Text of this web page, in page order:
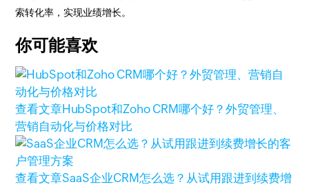
索转化率，实现业绩增长。
你可能喜欢
查看文章HubSpot和Zoho CRM哪个好？外贸管理、
营销自动化与价格对比
查看文章SaaS企业CRM怎么选？从试用跟进到续费增